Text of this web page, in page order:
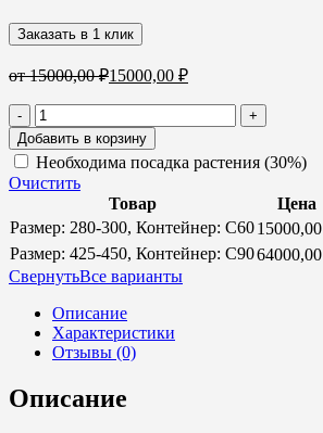
Заказать в 1 клик
от15000,00₽15000,00 ₽
-
Количество
товара
Лиственница
кемпфера
«Якобсен
(Jakobsen’s
Pyramid)
+
Добавить в корзину
Необходима посадка растения (30%)
Очистить
Товар
Цена
Размер: 280-300, Контейнер: С6015000,00
Размер: 425-450, Контейнер: С9064000,00
CвернутьВсе варианты
Описание
Характеристики
Отзывы (0)
Описание